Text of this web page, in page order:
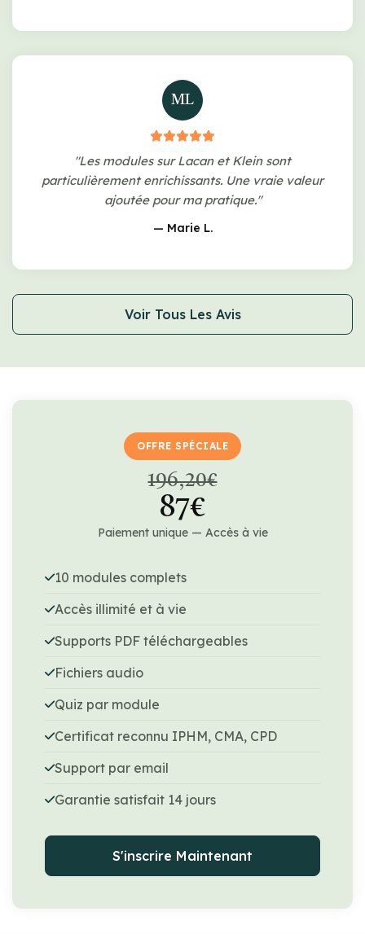
ML
"Les modules sur Lacan et Klein sont
particulièrement enrichissants. Une vraie valeur
ajoutée pour ma pratique."
— Marie L.
Voir Tous Les Avis
OFFRE SPÉCIALE
196,20€
87€
Paiement unique — Accès à vie
10 modules complets
Accès illimité et à vie
Supports PDF téléchargeables
Fichiers audio
Quiz par module
Certificat reconnu IPHM, CMA, CPD
Support par email
Garantie satisfait 14 jours
S'inscrire Maintenant